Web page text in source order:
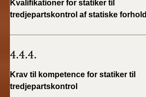
Kvalifikationer for statiker til
tredjepartskontrol af statiske forhold
4.4.4.
Krav til kompetence for statiker til
tredjepartskontrol